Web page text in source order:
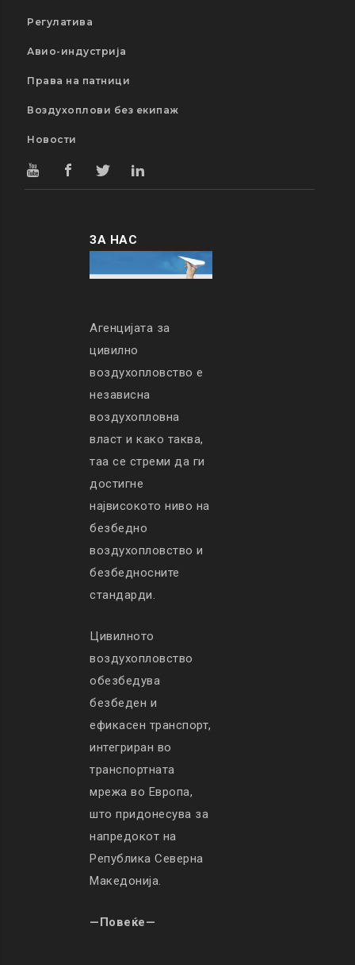
Регулатива
Авио-индустрија
Права на патници
Воздухоплови без екипаж
Новости
ЗА НАС
Агенцијата за
цивилно
воздухопловство е
независна
воздухопловна
власт и како таква,
таа се стреми да ги
достигне
највисокото ниво на
безбедно
воздухопловство и
безбедносните
стандарди.
Цивилното
воздухопловство
обезбедува
безбеден и
ефикасен транспорт,
интегриран во
транспортната
мрежа во Европа,
што придонесува за
напредокот на
Република Северна
Македонија.
—Повеќе—